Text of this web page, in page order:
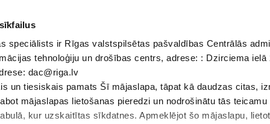
speciālists ir Rīgas valstspilsētas pašvaldības Centrālās
tehnoloģiju un drošības centrs, adrese: : Dzirciema ielā
dac@riga.lv
un tiesiskais pamats Šī mājaslapa, tāpat kā daudzas citas,
mājaslapas lietošanas pieredzi un nodrošinātu tās teicamu
kur uzskaitītas sīkdatnes. Apmeklējot šo mājaslapu,
Dokumenti Iepirkumi Projekti Bibliotēka Vakances
Skolotājiem
Sākums /